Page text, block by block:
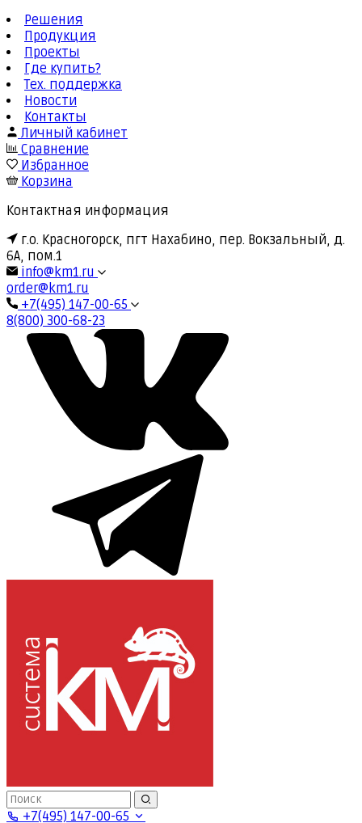
Решения
Продукция
Проекты
Где купить?
Тех. поддержка
Новости
Контакты
Личный кабинет
Сравнение
Избранное
Корзина
Контактная информация
г.о. Красногорск, пгт Нахабино, пер. Вокзальный, д.
6А, пом.1
info@km1.ru
order@km1.ru
+7(495) 147-00-65
8(800) 300-68-23
+7(495) 147-00-65